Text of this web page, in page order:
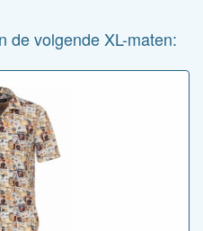
de volgende XL-maten: